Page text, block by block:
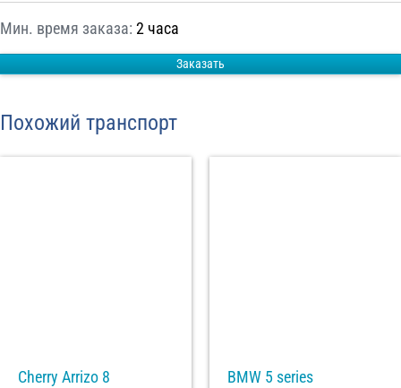
Мин. время заказа: 2 часа
Заказать
Похожий транспорт
Cherry Arrizo 8
BMW 5 series